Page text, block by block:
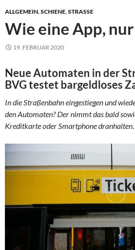
ALLGEMEIN,SCHIENE,STRASSE
Wie eine App,
19. FEBRUAR 2020
Neue Automaten in der
BVG testet bargeldloses
In die Straßenbahn eingestiegen und
den Automaten? Der nimmt das bald
Kreditkarte oder Smartphone dranhalten.